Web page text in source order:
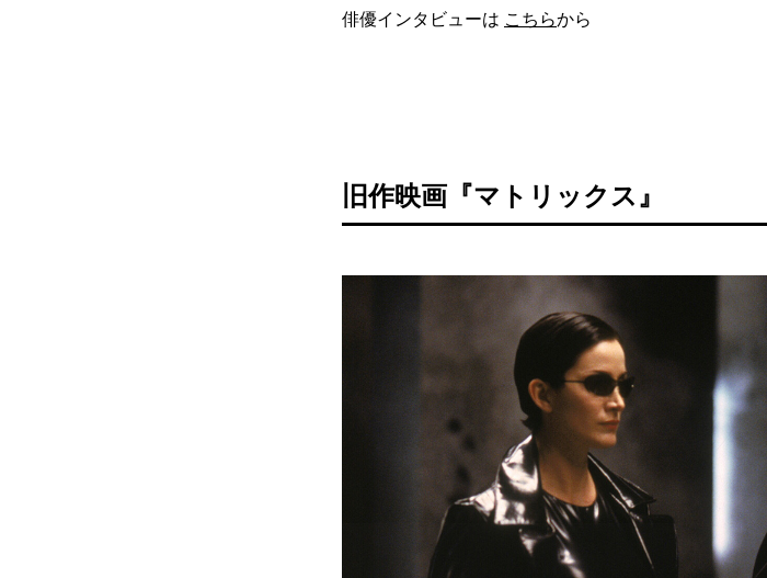
俳優インタビューは こちらから
旧作映画『マトリックス』